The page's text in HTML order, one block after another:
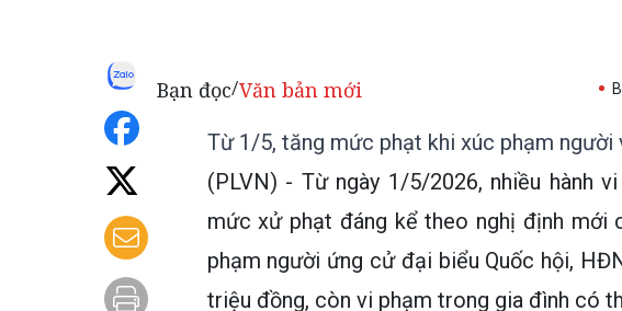
Bạn đọc/Văn bản mới
Từ 1/5, tăng mức phạt khi xúc phạm người
(PLVN) - Từ ngày 1/5/2026, nhiều hành
mức xử phạt đáng kể theo nghị định mới
phạm người ứng cử đại biểu Quốc hội,
triệu đồng, còn vi phạm trong gia đình có